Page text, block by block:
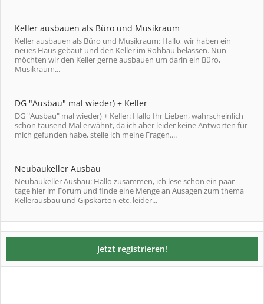
Keller ausbauen als Büro und Musikraum
Keller ausbauen als Büro und Musikraum: Hallo, wir haben ein
neues Haus gebaut und den Keller im Rohbau belassen. Nun
möchten wir den Keller gerne ausbauen um darin ein Büro,
Musikraum...
DG "Ausbau" mal wieder) + Keller
DG "Ausbau" mal wieder) + Keller: Hallo Ihr Lieben, wahrscheinlich
schon tausend Mal erwähnt, da ich aber leider keine Antworten für
mich gefunden habe, stelle ich meine Fragen....
Neubaukeller Ausbau
Neubaukeller Ausbau: Hallo zusammen, ich lese schon ein paar
tage hier im Forum und finde eine Menge an Ausagen zum thema
Kellerausbau und Gipskarton etc. leider...
Jetzt registrieren!